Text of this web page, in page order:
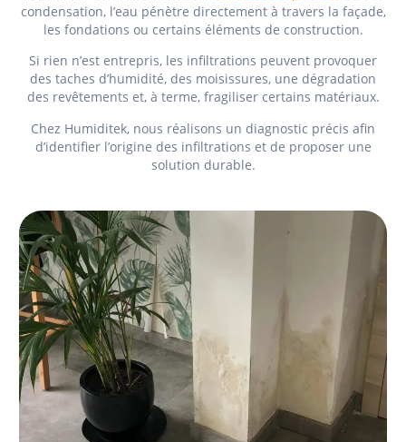
condensation, l’eau pénètre directement à travers la façade,
les fondations ou certains éléments de construction.
Si rien n’est entrepris, les infiltrations peuvent provoquer
des taches d’humidité, des moisissures, une dégradation
des revêtements et, à terme, fragiliser certains matériaux.
Chez Humiditek, nous réalisons un diagnostic précis afin
d’identifier l’origine des infiltrations et de proposer une
solution durable.